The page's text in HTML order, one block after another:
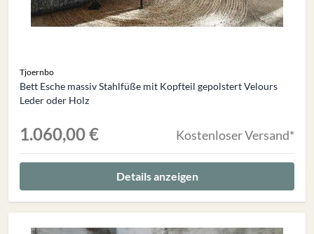
Tjoernbo
Bett Esche massiv Stahlfüße mit Kopfteil gepolstert Velours
Leder oder Holz
1.060,00 € Kostenloser Versand*
Details anzeigen